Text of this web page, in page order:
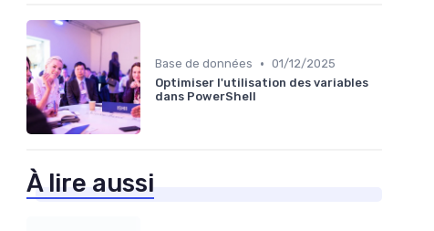
Base de données • 01/12/2025
Optimiser l'utilisation des variables
dans PowerShell
À lire aussi